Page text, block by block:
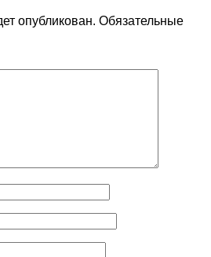
опубликован. Обязательные